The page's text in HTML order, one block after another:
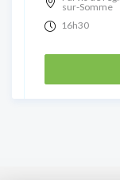
sur-Somme
16h30